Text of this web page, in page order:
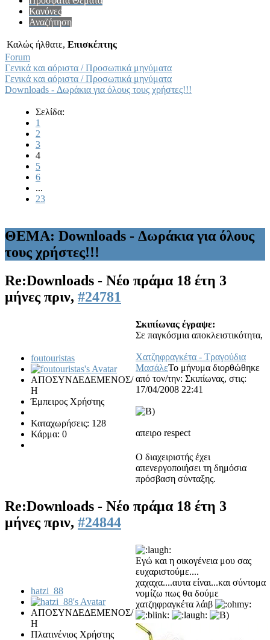
Κανόνες
Αναζήτηση
Καλώς ήλθατε, Επισκέπτης
Forum
Γενικά και αόριστα / Προσωπικά μηνύματα
Γενικά και αόριστα / Προσωπικά μηνύματα
Downloads - Δωράκια για όλους τους χρήστες!!!
Σελίδα:
1
2
3
4
5
6
...
23
ΘΕΜΑ: Downloads - Δωράκια για όλους
τους χρήστες!!!
Re:Downloads - Νέο πράμα 18 έτη 3
μήνες πριν, #24781
foutouristas
ΑΠΟΣΥΝΔΕΔΕΜΕΝΟΣ/
Η
Έμπειρος Χρήστης
Καταχωρήσεις: 128
Κάρμα: 0
Σκιπίωνας έγραψε:
Σε παγκόσμια αποκλειστικότητα,
Χατζηφραγκέτα - Τραγούδια
ΜασάλεΤο μήνυμα διορθώθηκε
από τον/την: Σκιπίωνας, στις:
17/04/2008 22:41
απειρο respect
Ο διαχειριστής έχει
απενεργοποιήσει τη δημόσια
πρόσβαση σύνταξης.
Re:Downloads - Νέο πράμα 18 έτη 3
μήνες πριν, #24844
hatzi_88
ΑΠΟΣΥΝΔΕΔΕΜΕΝΟΣ/
Η
Πλατινένιος Χρήστης
Εγώ και η οικογένεια μου σας
ευχαριστούμε....
χαχαχα....αυτα είναι...και σύντομα
νομίζω πως θα δούμε
χατζηφραγκέτα λάιβ